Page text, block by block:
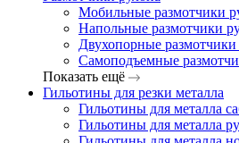
Мобильные размотчики
Напольные размотчики
Двухопорные размотчики
Самоподъемные
Показать ещё
Гильотины для резки металла
Гильотины для металла
Гильотины для металла